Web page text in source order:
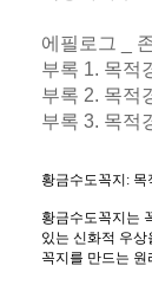
에필로그 _
부록 1. 목적
부록 2. 목적
부록 3. 목적
황금수도꼭지: 목
황금수도꼭지는
있는 신화적 우
꼭지를 만드는